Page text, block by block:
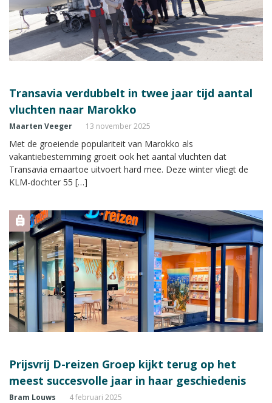
Transavia verdubbelt in twee jaar tijd aantal
vluchten naar Marokko
Maarten Veeger 13 november 2025
Met de groeiende populariteit van Marokko als
vakantiebestemming groeit ook het aantal vluchten dat
Transavia ernaartoe uitvoert hard mee. Deze winter vliegt de
KLM-dochter 55 […]
Prijsvrij D-reizen Groep kijkt terug op het
meest succesvolle jaar in haar geschiedenis
Bram Louws 4 februari 2025